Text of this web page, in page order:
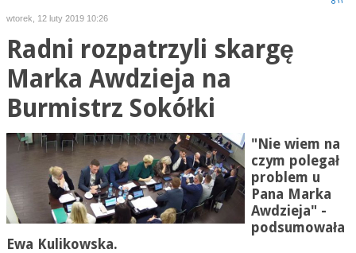
wtorek, 12 luty 2019 10:26
Radni rozpatrzyli skargę
Marka Awdzieja na
Burmistrz Sokółki
"Nie wiem na
czym polegał
problem u
Pana Marka
Awdzieja" -
podsumowała
Ewa Kulikowska.